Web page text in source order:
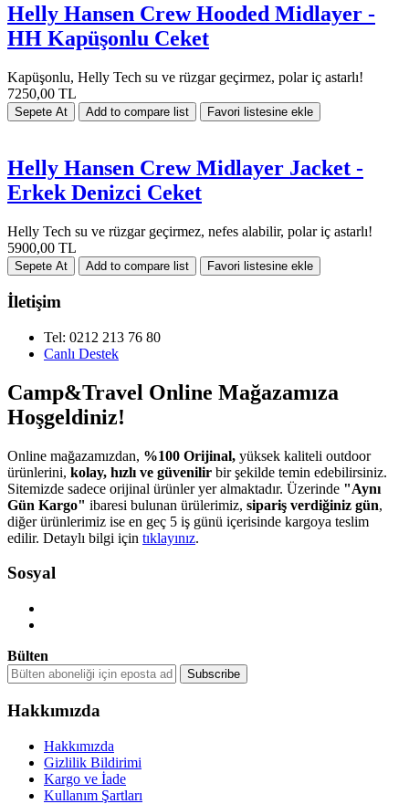
Helly Hansen Crew Hooded Midlayer -
HH Kapüşonlu Ceket
Kapüşonlu, Helly Tech su ve rüzgar geçirmez, polar iç astarlı!
7250,00 TL
Helly Hansen Crew Midlayer Jacket -
Erkek Denizci Ceket
Helly Tech su ve rüzgar geçirmez, nefes alabilir, polar iç astarlı!
5900,00 TL
İletişim
Tel: 0212 213 76 80
Canlı Destek
Camp&Travel Online Mağazamıza
Hoşgeldiniz!
Online mağazamızdan, %100 Orijinal, yüksek kaliteli outdoor
ürünlerini, kolay, hızlı ve güvenilir bir şekilde temin edebilirsiniz.
Sitemizde sadece orijinal ürünler yer almaktadır. Üzerinde "Aynı
Gün Kargo" ibaresi bulunan ürülerimiz, sipariş verdiğiniz gün,
diğer ürünlerimiz ise en geç 5 iş günü içerisinde kargoya teslim
edilir. Detaylı bilgi için tıklayınız.
Sosyal
Bülten
Hakkımızda
Hakkımızda
Gizlilik Bildirimi
Kargo ve İade
Kullanım Şartları